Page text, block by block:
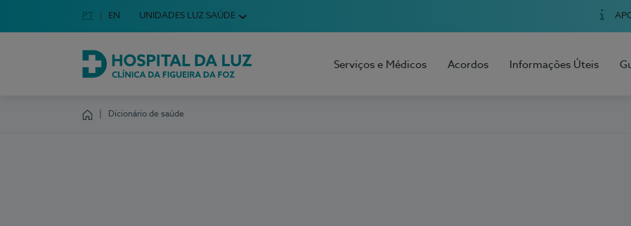
Escolha o seu idioma
Idioma em Português
PT English Language
EN UNIDADES LUZ SAÚDE
Hospital da Luz Clínica da Figueira da Foz
Serviços e Médicos Acordos Informações Úteis
Dicionário de saúde